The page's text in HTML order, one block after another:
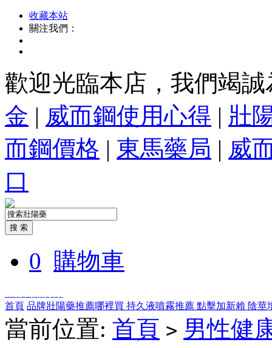
收藏本站
關注我們：
歡迎光臨本店，我們竭
金 | 威而鋼使用心得 | 壯
而鋼價格 | 東馬藥局 | 威
口
0 購物車
首頁 品牌壯陽藥推薦哪裡買 持久液噴霧推薦 點擊加新賴 陰莖
當前位置: 首頁 > 男性健